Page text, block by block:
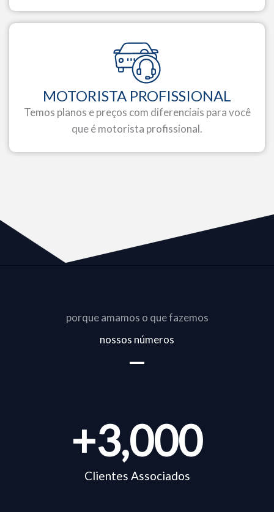
MOTORISTA PROFISSIONAL
Temos planos e preços com diferenciais para você
que é motorista profissional.
porque amamos o que fazemos
nossos números
Clientes Associados
+3,000